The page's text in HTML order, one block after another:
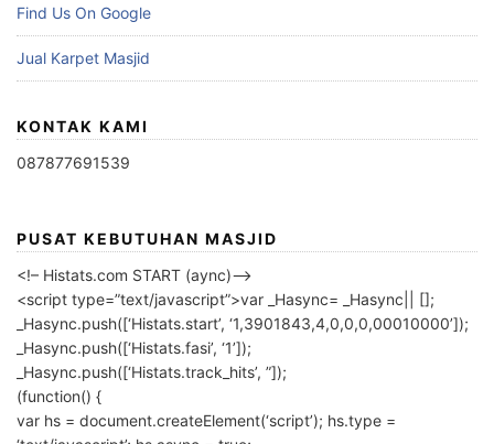
Find Us On Google
Jual Karpet Masjid
KONTAK KAMI
087877691539
PUSAT KEBUTUHAN MASJID
<!– Histats.com START (aync)–>
<script type=”text/javascript”>var _Hasync= _Hasync|| [];
_Hasync.push([‘Histats.start’, ‘1,3901843,4,0,0,0,00010000’]);
_Hasync.push([‘Histats.fasi’, ‘1’]);
_Hasync.push([‘Histats.track_hits’, ”]);
(function() {
var hs = document.createElement(‘script’); hs.type =